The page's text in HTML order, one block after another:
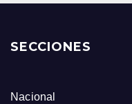
SECCIONES
Nacional